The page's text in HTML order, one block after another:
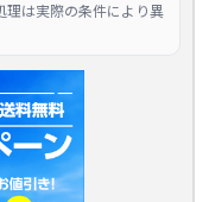
は実際の条件により異